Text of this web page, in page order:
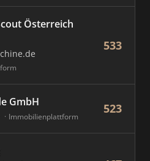
Österreich
533
GmbH
Immobilienplattform
523